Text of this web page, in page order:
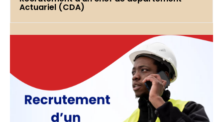
Actuariel (CDA)